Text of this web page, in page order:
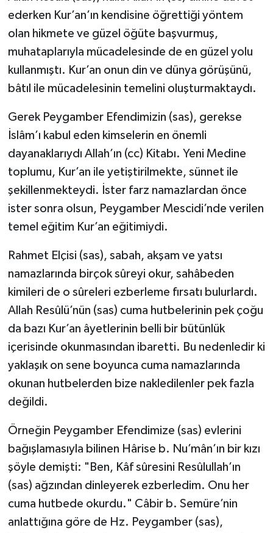
ederken Kur’an’ın kendisine öğrettiği yöntem
olan hikmete ve güzel öğüte başvurmuş,
muhataplarıyla mücadelesinde de en güzel yolu
kullanmıştı. Kur’an onun din ve dünya görüşünü,
bâtıl ile mücadelesinin temelini oluşturmaktaydı.
Gerek Peygamber Efendimizin (sas), gerekse
İslâm’ı kabul eden kimselerin en önemli
dayanaklarıydı Allah’ın (cc) Kitabı. Yeni Medine
toplumu, Kur’an ile yetiştirilmekte, sünnet ile
şekillenmekteydi. İster farz namazlardan önce
ister sonra olsun, Peygamber Mescidi’nde verilen
temel eğitim Kur’an eğitimiydi.
Rahmet Elçisi (sas), sabah, akşam ve yatsı
namazlarında birçok sûreyi okur, sahâbeden
kimileri de o sûreleri ezberleme fırsatı bulurlardı.
Allah Resûlü’nün (sas) cuma hutbelerinin pek çoğu
da bazı Kur’an âyetlerinin belli bir bütünlük
içerisinde okunmasından ibaretti. Bu nedenledir ki
yaklaşık on sene boyunca cuma namazlarında
okunan hutbelerden bize nakledilenler pek fazla
değildi.
Örneğin Peygamber Efendimize (sas) evlerini
bağışlamasıyla bilinen Hârise b. Nu’mân’ın bir kızı
şöyle demişti: "Ben, Kâf sûresini Resûlullah’ın
(sas) ağzından dinleyerek ezberledim. Onu her
cuma hutbede okurdu." Câbir b. Semüre’nin
anlattığına göre de Hz. Peygamber (sas),